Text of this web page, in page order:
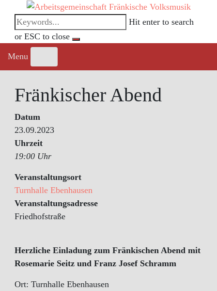
content
Hit enter to search
or ESC to close
Menu
Fränkischer Abend
Datum
23.09.2023
Uhrzeit
19:00 Uhr
Veranstaltungsort
Turnhalle Ebenhausen
Veranstaltungsadresse
Friedhofstraße
Herzliche Einladung zum Fränkischen Abend mit
Rosemarie Seitz und Franz Josef Schramm
Ort: Turnhalle Ebenhausen